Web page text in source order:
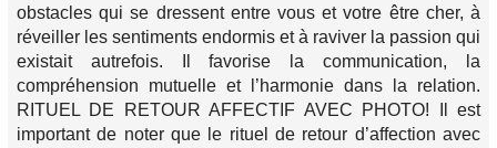
obstacles qui se dressent entre vous et votre être cher, à
réveiller les sentiments endormis et à raviver la passion qui
existait autrefois. Il favorise la communication, la
compréhension mutuelle et l’harmonie dans la relation.
RITUEL DE RETOUR AFFECTIF AVEC PHOTO! Il est
important de noter que le rituel de retour d’affection avec